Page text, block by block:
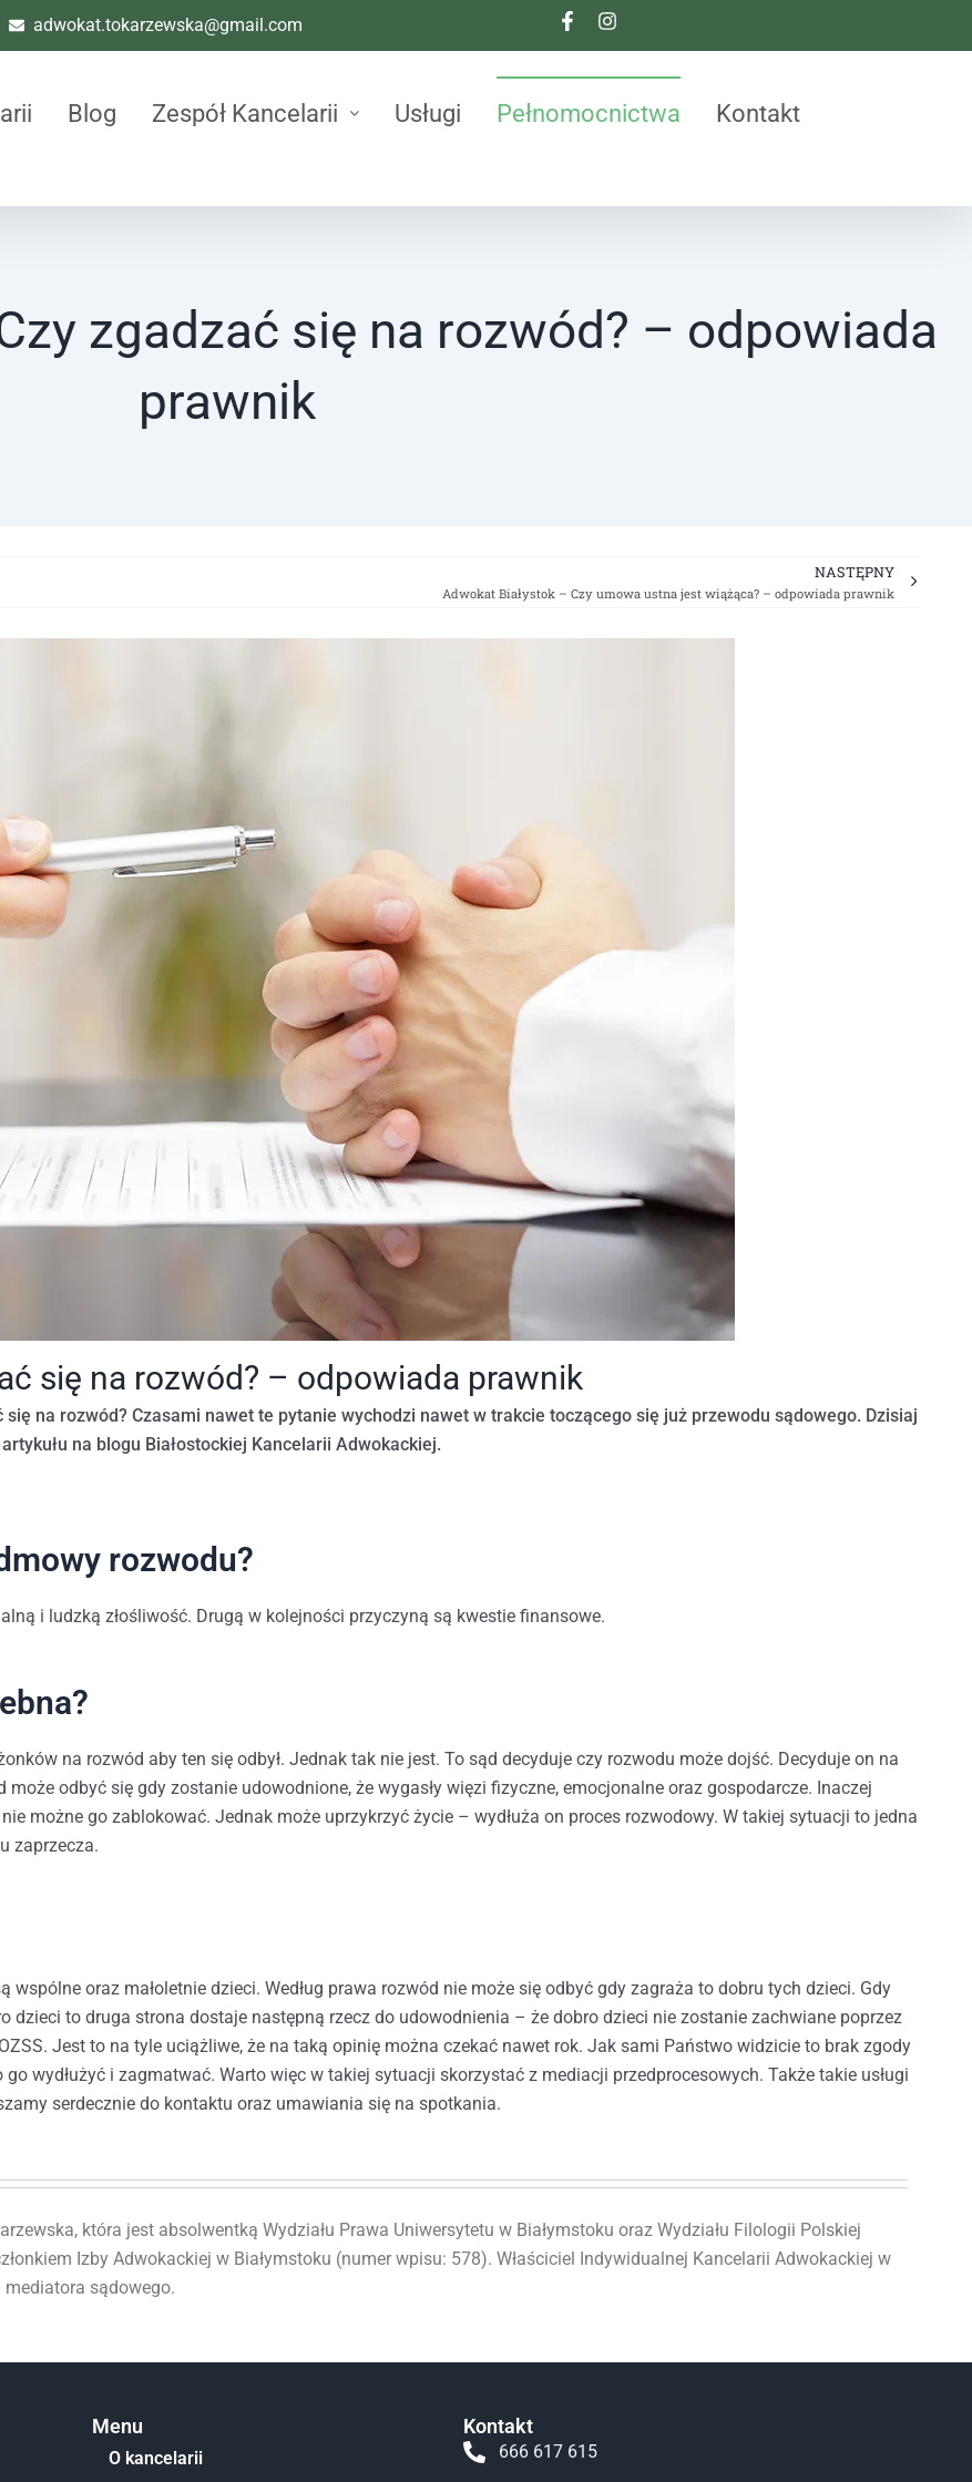
adwokat.tokarzewska@gmail.com
Blog Zespół Kancelarii Usługi Pełnomocnictwa Kontakt
zgadzać się na rozwód? – odpowiada
prawnik
NASTĘPNY
Adwokat Białystok – Czy umowa ustna jest wiążąca? – odpowiada prawnik
się na rozwód? – odpowiada prawnik
na rozwód? Czasami nawet te pytanie wychodzi nawet w trakcie toczącego się już przewodu sądowego. Dzisiaj
na blogu Białostockiej Kancelarii Adwokackiej.
rozwodu?
i ludzką złośliwość. Drugą w kolejności przyczyną są kwestie finansowe.
na rozwód aby ten się odbył. Jednak tak nie jest. To sąd decyduje czy rozwodu może dojść. Decyduje on na
odbyć się gdy zostanie udowodnione, że wygasły więzi fizyczne, emocjonalne oraz gospodarcze. Inaczej
możne go zablokować. Jednak może uprzykrzyć życie – wydłuża on proces rozwodowy. W takiej sytuacji to jedna
zaprzecza.
oraz małoletnie dzieci. Według prawa rozwód nie może się odbyć gdy zagraża to dobru tych dzieci. Gdy
dzieci to druga strona dostaje następną rzecz do udowodnienia – że dobro dzieci nie zostanie zachwiane poprzez
Jest to na tyle uciążliwe, że na taką opinię można czekać nawet rok. Jak sami Państwo widzicie to brak zgody
wydłużyć i zagmatwać. Warto więc w takiej sytuacji skorzystać z mediacji przedprocesowych. Także takie usługi
serdecznie do kontaktu oraz umawiania się na spotkania.
która jest absolwentką Wydziału Prawa Uniwersytetu w Białymstoku oraz Wydziału Filologii Polskiej
Izby Adwokackiej w Białymstoku (numer wpisu: 578). Właściciel Indywidualnej Kancelarii Adwokackiej w
mediatora sądowego.
Menu
O kancelarii
Kontakt
666 617 615